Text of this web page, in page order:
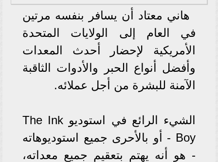
هاني معتاد أن يسافر بنفسه مرتين
في العام إلى الولايات المتحدة
الأمريكية لإحضار أحدث المعدات
وأفضل أنواع الحبر والأدوات الثاقبة
الآمنة للبشرة من أجل عملائه.
الشيء الرائع في استوديو The Ink
Boy - أو بالأحرى جميع استوديوهاته
- هو أنه يهتم بتعقيم جميع معداته،